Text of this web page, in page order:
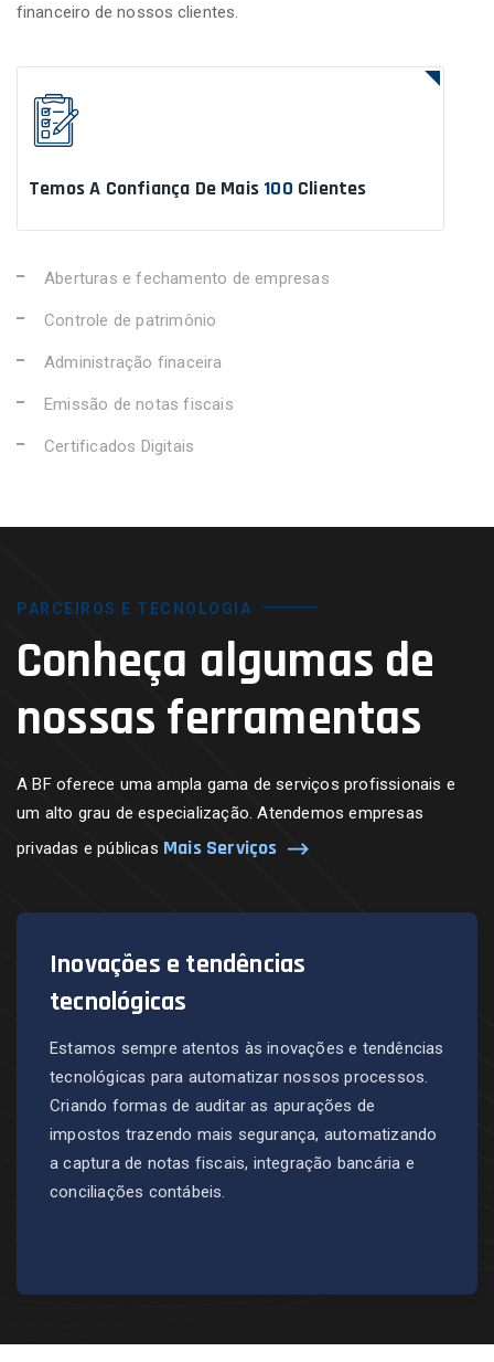
financeiro de nossos clientes.
Temos A Confiança De Mais 100 Clientes
Aberturas e fechamento de empresas
Controle de patrimônio
Administração finaceira
Emissão de notas fiscais
Certificados Digitais
PARCEIROS E TECNOLOGIA
Conheça algumas de
nossas ferramentas
A BF oferece uma ampla gama de serviços profissionais e
um alto grau de especialização. Atendemos empresas
privadas e públicas Mais Serviços
Inovações e tendências
tecnológicas
Estamos sempre atentos às inovações e tendências
tecnológicas para automatizar nossos processos.
Criando formas de auditar as apurações de
impostos trazendo mais segurança, automatizando
a captura de notas fiscais, integração bancária e
conciliações contábeis.